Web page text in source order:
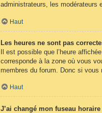
administrateurs, les modérateurs
Haut
Les heures ne sont pas
Il est possible que l’heure
corresponde à la zone où vous
membres du forum. Donc si vous
Haut
J’ai changé mon fuseau